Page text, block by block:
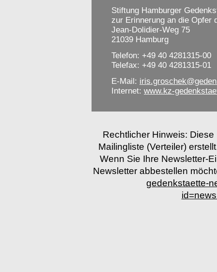
Stiftung Hamburger
zur Erinnerung an die Opfer
Jean-Dolidier-Weg 75
21039 Hamburg
Telefon: +49 40 4281315-00
Telefax: +49 40 4281315-01
E-Mail:
Internet: www.kz-
Rechtlicher Hinweis:
Mailingliste (Verteiler)
Wenn Sie Ihre Newsletter-
Newsletter abbestellen
gedenkstaette-